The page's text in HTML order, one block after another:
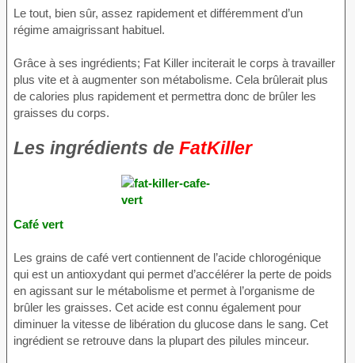
Le tout, bien sûr, assez rapidement et différemment d’un
régime amaigrissant habituel.
Grâce à ses ingrédients; Fat Killer inciterait le corps à travailler
plus vite et à augmenter son métabolisme. Cela brûlerait plus
de calories plus rapidement et permettra donc de brûler les
graisses du corps.
Les ingrédients de FatKiller
Café vert
Les grains de café vert contiennent de l’acide chlorogénique
qui est un antioxydant qui permet d’accélérer la perte de poids
en agissant sur le métabolisme et permet à l’organisme de
brûler les graisses. Cet acide est connu également pour
diminuer la vitesse de libération du glucose dans le sang. Cet
ingrédient se retrouve dans la plupart des pilules minceur.